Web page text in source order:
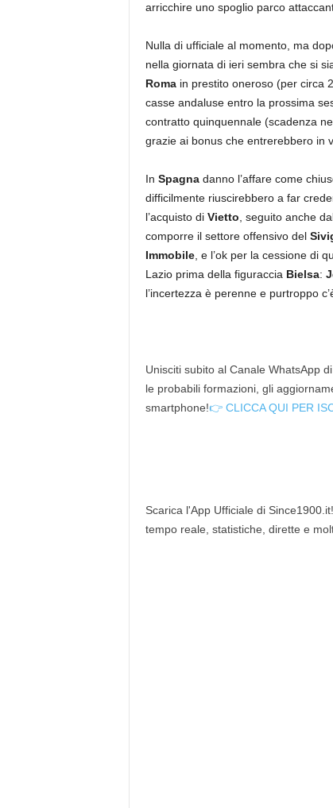
arricchire uno spoglio parco
Nulla di ufficiale al momento, ma
nella giornata di ieri sembra che si
Romain prestito oneroso (per circa
casse andaluse entro la prossima
contratto quinquennale (scadenza
grazie ai bonus che entrerebbero in
In Spagnadanno l’affare come
difficilmente riuscirebbero a far
l’acquisto diVietto, seguito anche
comporre il settore offensivo del
Immobile, e l’ok per la cessione di
Lazio prima della figuraccia Bielsa:
l’incertezza è perenne e purtroppo
Unisciti subito al Canale WhatsApp
le probabili formazioni, gli
smartphone!👉 CLICCA QUI PER
Scarica l'App Ufficiale di
tempo reale, statistiche, dirette e